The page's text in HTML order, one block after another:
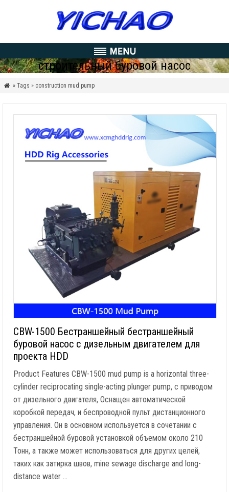
строительный буровой насос
 » Tags » construction mud pump
CBW-1500 Бестраншейный бестраншейный
буровой насос с дизельным двигателем для
проекта HDD
Product Features CBW-1500 mud pump is a horizontal three-
cylinder reciprocating single-acting plunger pump, с приводом
от дизельного двигателя, Оснащен автоматической
коробкой передач, и беспроводной пульт дистанционного
управления. Он в основном используется в сочетании с
бестраншейной буровой установкой объемом около 210
Тонн, а также может использоваться для других целей,
таких как затирка швов, mine sewage discharge and long-
distance water …